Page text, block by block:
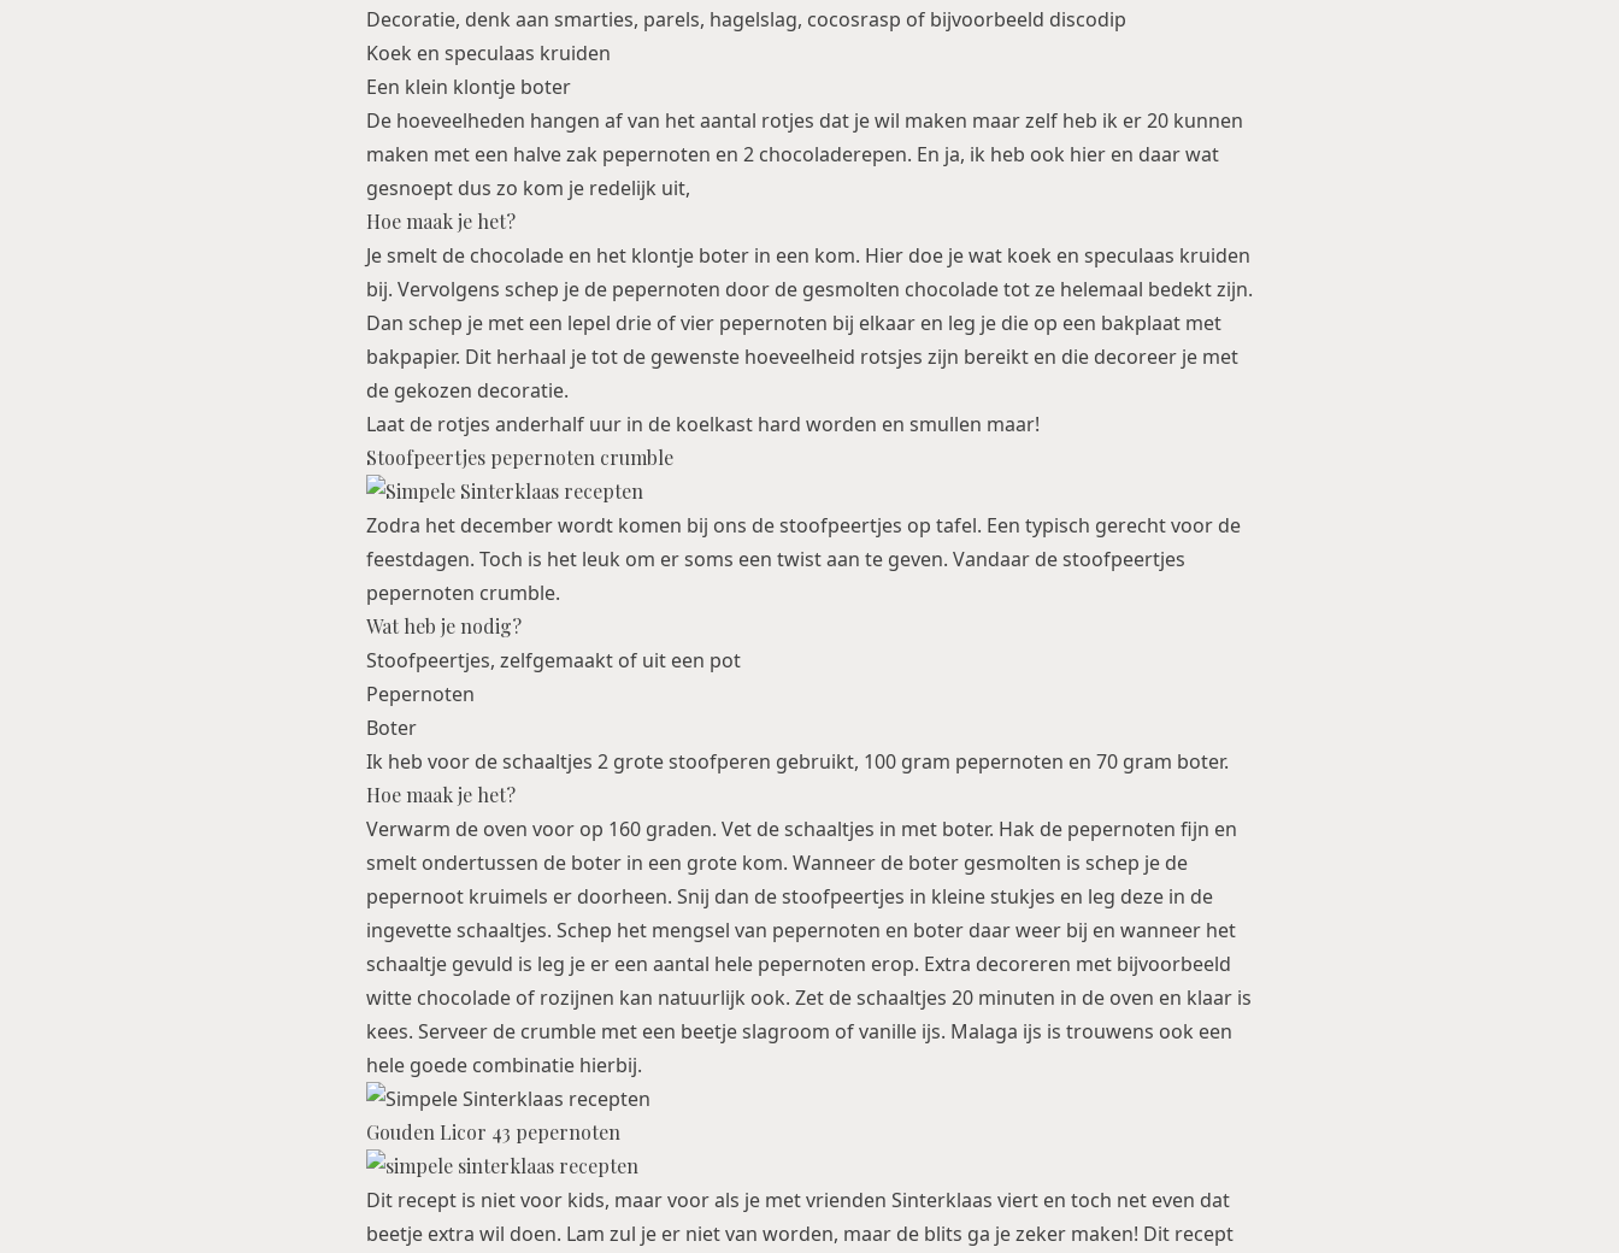
Decoratie, denk aan smarties, parels, hagelslag, cocosrasp of bijvoorbeeld discodip
Koek en speculaas kruiden
Een klein klontje boter
De hoeveelheden hangen af van het aantal rotjes dat je wil maken maar zelf heb ik er 20 kunnen
maken met een halve zak pepernoten en 2 chocoladerepen. En ja, ik heb ook hier en daar wat
gesnoept dus zo kom je redelijk uit,
Hoe maak je het?
Je smelt de chocolade en het klontje boter in een kom. Hier doe je wat koek en speculaas kruiden
bij. Vervolgens schep je de pepernoten door de gesmolten chocolade tot ze helemaal bedekt zijn.
Dan schep je met een lepel drie of vier pepernoten bij elkaar en leg je die op een bakplaat met
bakpapier. Dit herhaal je tot de gewenste hoeveelheid rotsjes zijn bereikt en die decoreer je met
de gekozen decoratie.
Laat de rotjes anderhalf uur in de koelkast hard worden en smullen maar!
Stoofpeertjes pepernoten crumble
Zodra het december wordt komen bij ons de stoofpeertjes op tafel. Een typisch gerecht voor de
feestdagen. Toch is het leuk om er soms een twist aan te geven. Vandaar de stoofpeertjes
pepernoten crumble.
Wat heb je nodig?
Stoofpeertjes, zelfgemaakt of uit een pot
Pepernoten
Boter
Ik heb voor de schaaltjes 2 grote stoofperen gebruikt, 100 gram pepernoten en 70 gram boter.
Hoe maak je het?
Verwarm de oven voor op 160 graden. Vet de schaaltjes in met boter. Hak de pepernoten fijn en
smelt ondertussen de boter in een grote kom. Wanneer de boter gesmolten is schep je de
pepernoot kruimels er doorheen. Snij dan de stoofpeertjes in kleine stukjes en leg deze in de
ingevette schaaltjes. Schep het mengsel van pepernoten en boter daar weer bij en wanneer het
schaaltje gevuld is leg je er een aantal hele pepernoten erop. Extra decoreren met bijvoorbeeld
witte chocolade of rozijnen kan natuurlijk ook. Zet de schaaltjes 20 minuten in de oven en klaar is
kees. Serveer de crumble met een beetje slagroom of vanille ijs. Malaga ijs is trouwens ook een
hele goede combinatie hierbij.
Gouden Licor 43 pepernoten
Dit recept is niet voor kids, maar voor als je met vrienden Sinterklaas viert en toch net even dat
beetje extra wil doen. Lam zul je er niet van worden, maar de blits ga je zeker maken! Dit recept